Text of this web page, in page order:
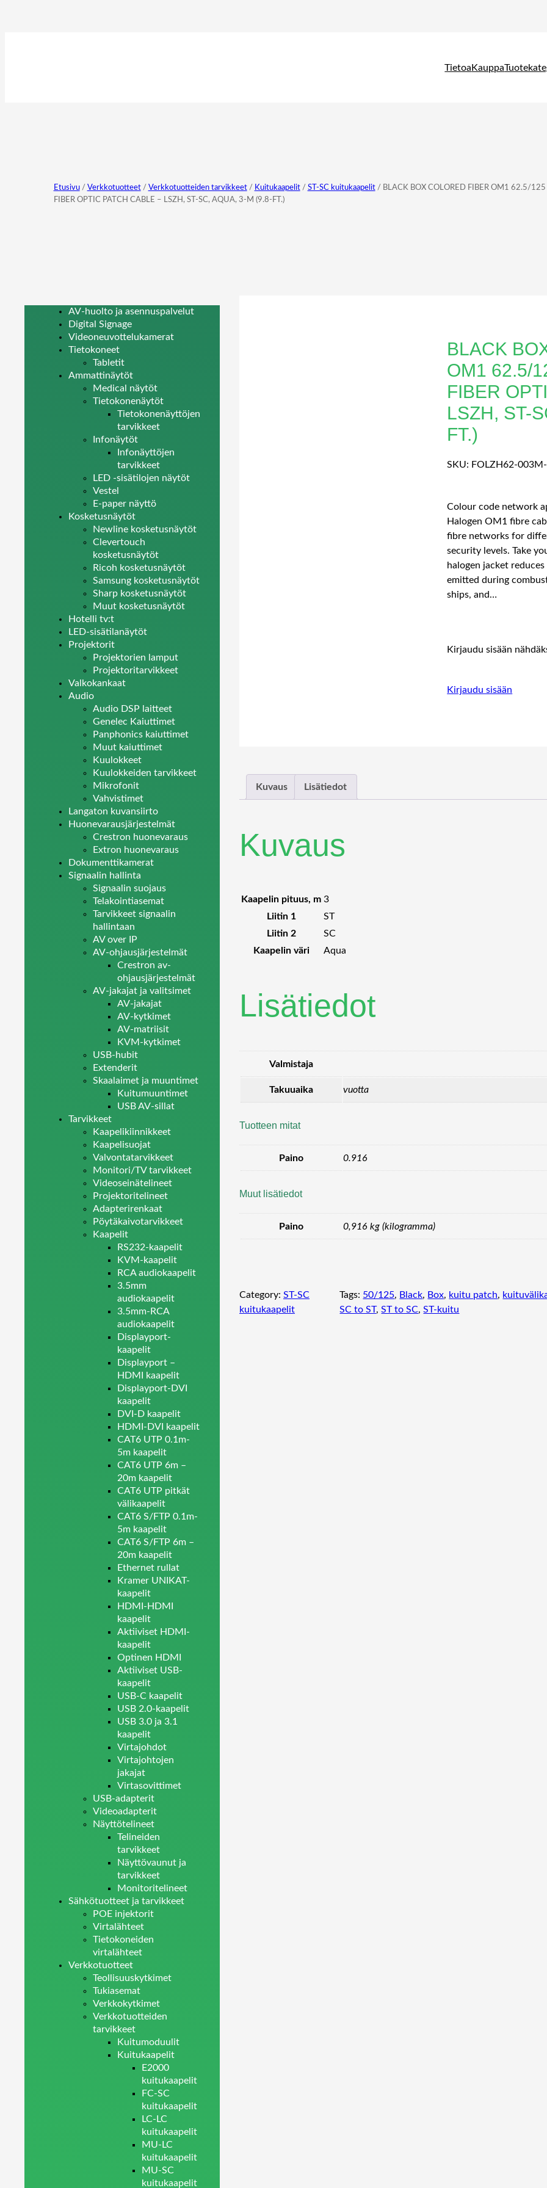
Tietoa Kauppa
Etusivu/ Verkkotuotteet/ Verkkotuotteiden tarvikkeet/ Kuitukaapelit/ ST-SC kuitukaapelit/ BLACK BOX COLORED FIBER OM1 62.5/
FIBER OPTIC PATCH CABLE – LSZH, ST-SC, AQUA, 3-M (9.8-FT.)
AV-huolto ja asennuspalvelut
Digital Signage
Videoneuvottelukamerat
Tietokoneet
Tabletit
Ammattinäytöt
Medical näytöt
Tietokonenäytöt
Tietokonenäyttöjen
tarvikkeet
Infonäytöt
Infonäyttöjen
tarvikkeet
LED -sisätilojen näytöt
Vestel
E-paper näyttö
Kosketusnäytöt
Newline kosketusnäytöt
Clevertouch
kosketusnäytöt
Ricoh kosketusnäytöt
Samsung kosketusnäytöt
Sharp kosketusnäytöt
Muut kosketusnäytöt
Hotelli tv:t
LED-sisätilanäytöt
Projektorit
Projektorien lamput
Projektoritarvikkeet
Valkokankaat
Audio
Audio DSP laitteet
Genelec Kaiuttimet
Panphonics kaiuttimet
Muut kaiuttimet
Kuulokkeet
Kuulokkeiden tarvikkeet
Mikrofonit
Vahvistimet
Langaton kuvansiirto
Huonevarausjärjestelmät
Crestron huonevaraus
Extron huonevaraus
Dokumenttikamerat
Signaalin hallinta
Signaalin suojaus
Telakointiasemat
Tarvikkeet signaalin
hallintaan
AV over IP
AV-ohjausjärjestelmät
Crestron av-
ohjausjärjestelmät
AV-jakajat ja valitsimet
AV-jakajat
AV-kytkimet
AV-matriisit
KVM-kytkimet
USB-hubit
Extenderit
Skaalaimet ja muuntimet
Kuitumuuntimet
USB AV-sillat
Tarvikkeet
Kaapelikiinnikkeet
Kaapelisuojat
Valvontatarvikkeet
Monitori/TV tarvikkeet
Videoseinätelineet
Projektoritelineet
Adapterirenkaat
Pöytäkaivotarvikkeet
Kaapelit
RS232-kaapelit
KVM-kaapelit
RCA audiokaapelit
3.5mm
audiokaapelit
3.5mm-RCA
audiokaapelit
Displayport-
kaapelit
Displayport –
HDMI kaapelit
Displayport-DVI
kaapelit
DVI-D kaapelit
HDMI-DVI kaapelit
CAT6 UTP 0.1m-
5m kaapelit
CAT6 UTP 6m –
20m kaapelit
CAT6 UTP pitkät
välikaapelit
CAT6 S/FTP 0.1m-
5m kaapelit
CAT6 S/FTP 6m –
20m kaapelit
Ethernet rullat
Kramer UNIKAT-
kaapelit
HDMI-HDMI
kaapelit
Aktiiviset HDMI-
kaapelit
Optinen HDMI
Aktiiviset USB-
kaapelit
USB-C kaapelit
USB 2.0-kaapelit
USB 3.0 ja 3.1
kaapelit
Virtajohdot
Virtajohtojen
jakajat
Virtasovittimet
USB-adapterit
Videoadapterit
Näyttötelineet
Telineiden
tarvikkeet
Näyttövaunut ja
tarvikkeet
Monitoritelineet
Sähkötuotteet ja tarvikkeet
POE injektorit
Virtalähteet
Tietokoneiden
virtalähteet
Verkkotuotteet
Teollisuuskytkimet
Tukiasemat
Verkkokytkimet
Verkkotuotteiden
tarvikkeet
Kuitumoduulit
Kuitukaapelit
E2000
kuitukaapelit
FC-SC
kuitukaapelit
LC-LC
kuitukaapelit
MU-LC
kuitukaapelit
MU-SC
kuitukaapelit
BLACK
OM1 62.5/
FIBER
LSZH, ST-
FT.)
SKU: FOLZH62-
Colour code network
Halogen OM1 fibre
fibre networks for
security levels. Take
halogen jacket
emitted during
ships, and…
Kirjaudu sisään
Kirjaudu sisään
Kuvaus Lisätiedot
Kuvaus
Kaapelin pituus, m 3
Liitin 1
ST
Liitin 2
SC
Kaapelin väri
Aqua
Lisätiedot
Valmistaja
Takuuaika vuotta
Tuotteen mitat
Paino 0.916
Muut lisätiedot
Paino 0,916 kg (kilogramma)
Category: ST-SC
kuitukaapelit
Tags: 50/125, Black, Box, kuitu patch,
SC to ST, ST to SC, ST-kuitu